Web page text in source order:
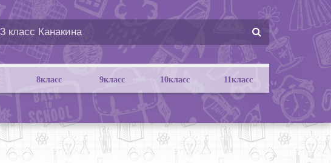
8класс 9класс 10класс 11класс